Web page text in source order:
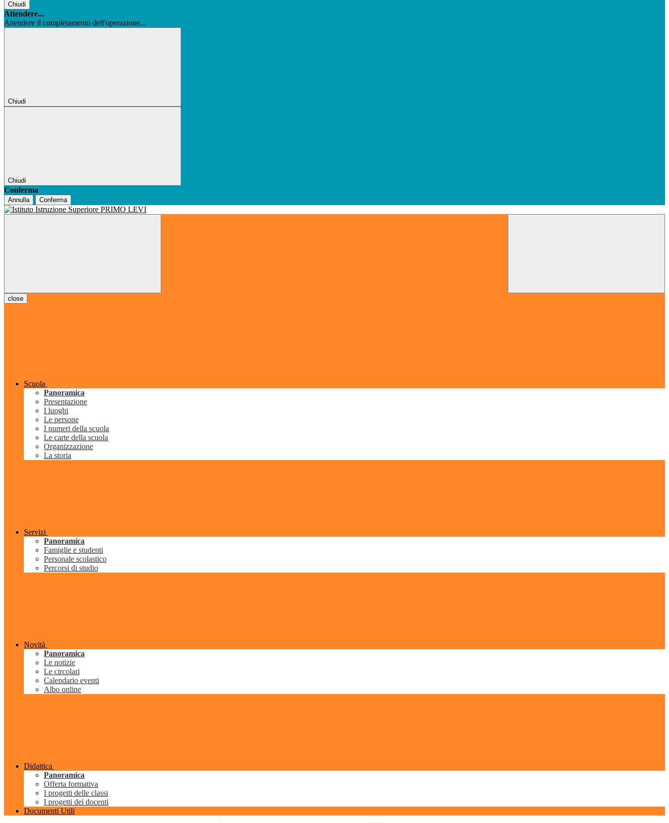
Chiudi
Attendere...
Attendere il completamento dell'operazione...
Chiudi
Chiudi
Conferma
Annulla Conferma
close
Scuola
Panoramica
Presentazione
I luoghi
Le persone
I numeri della scuola
Le carte della scuola
Organizzazione
La storia
Servizi
Panoramica
Famiglie e studenti
Personale scolastico
Percorsi di studio
Novità
Panoramica
Le notizie
Le circolari
Calendario eventi
Albo online
Didattica
Panoramica
Offerta formativa
I progetti delle classi
I progetti dei docenti
Documenti Utili